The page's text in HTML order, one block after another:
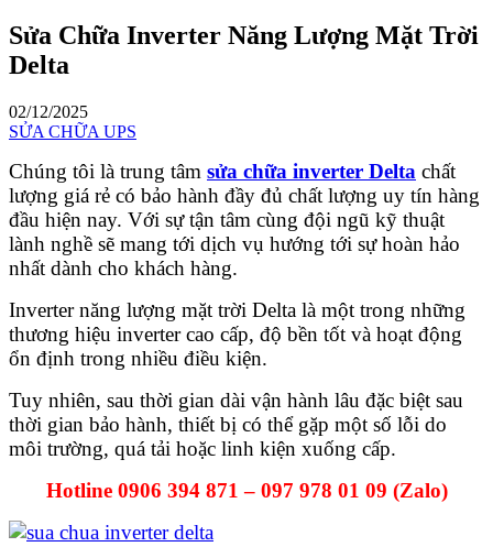
Sửa Chữa Inverter Năng Lượng Mặt Trời
Delta
02/12/2025
SỬA CHỮA UPS
Chúng tôi là trung tâm sửa chữa inverter Delta chất
lượng giá rẻ có bảo hành đầy đủ chất lượng uy tín hàng
đầu hiện nay. Với sự tận tâm cùng đội ngũ kỹ thuật
lành nghề sẽ mang tới dịch vụ hướng tới sự hoàn hảo
nhất dành cho khách hàng.
Inverter năng lượng mặt trời Delta là một trong những
thương hiệu inverter cao cấp, độ bền tốt và hoạt động
ổn định trong nhiều điều kiện.
Tuy nhiên, sau thời gian dài vận hành lâu đặc biệt sau
thời gian bảo hành, thiết bị có thể gặp một số lỗi do
môi trường, quá tải hoặc linh kiện xuống cấp.
Hotline 0906 394 871 – 097 978 01 09 (Zalo)